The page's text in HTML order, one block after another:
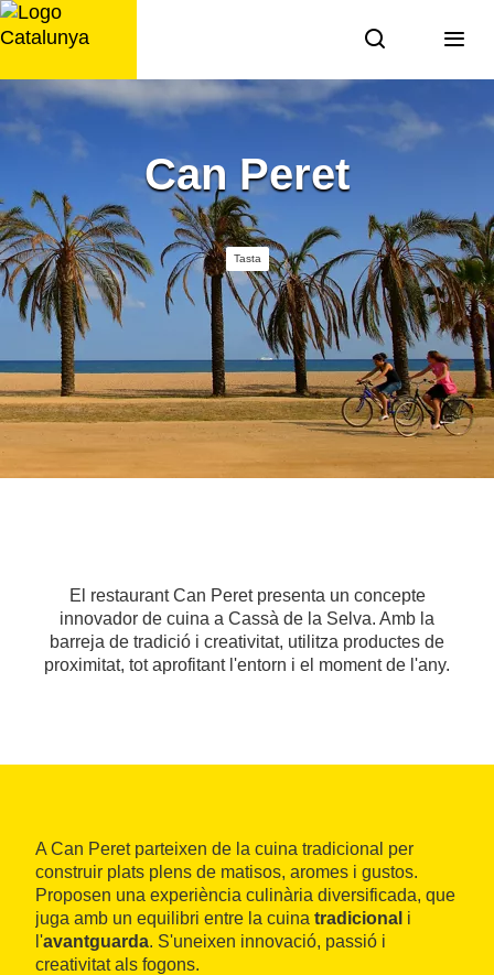
Saltar
al
Can Peret
Tasta
El restaurant Can Peret presenta un concepte
innovador de cuina a Cassà de la Selva. Amb la
barreja de tradició i creativitat, utilitza productes de
proximitat, tot aprofitant l'entorn i el moment de l'any.
A Can Peret parteixen de la cuina tradicional per
construir plats plens de matisos, aromes i gustos.
Proposen una experiència culinària diversificada, que
juga amb un equilibri entre la cuina tradicional i
l'avantguarda. S'uneixen innovació, passió i
creativitat als fogons.